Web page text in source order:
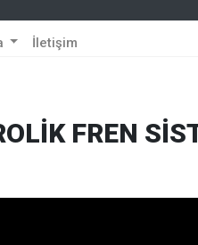
İletişim
FREN